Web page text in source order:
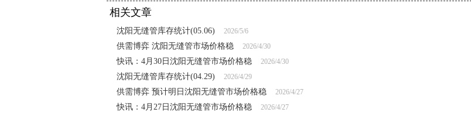
相关文章
沈阳无缝管库存统计(05.06) 2026/5/6
供需博弈 沈阳无缝管市场价格稳 2026/4/30
快讯：4月30日沈阳无缝管市场价格稳 2026/4/30
沈阳无缝管库存统计(04.29) 2026/4/29
供需博弈 预计明日沈阳无缝管市场价格稳 2026/4/27
快讯：4月27日沈阳无缝管市场价格稳 2026/4/27